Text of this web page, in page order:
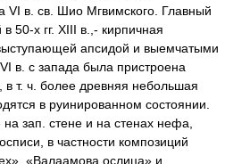
VI в. св. Шио Мгвимского. Главный
50-х гг. XIII в.,- кирпичная
апсидой и выемчатыми
в. с запада была пристроена
в т. ч. более древняя небольшая
в руинированном состоянии.
зап. стене и на стенах нефа,
в частности композиций
«Валаамова ослица» и